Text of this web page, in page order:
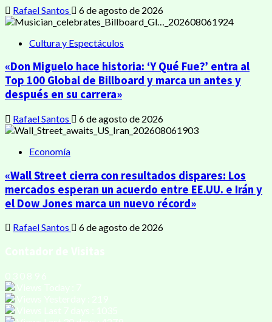
Rafael Santos 6 de agosto de 2026
Cultura y Espectáculos
«Don Miguelo hace historia: ‘Y Qué Fue?’ entra al
Top 100 Global de Billboard y marca un antes y
después en su carrera»
Rafael Santos 6 de agosto de 2026
Economía
«Wall Street cierra con resultados dispares: Los
mercados esperan un acuerdo entre EE.UU. e Irán y
el Dow Jones marca un nuevo récord»
Rafael Santos 6 de agosto de 2026